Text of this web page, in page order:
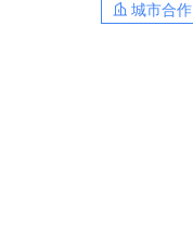
城市合作